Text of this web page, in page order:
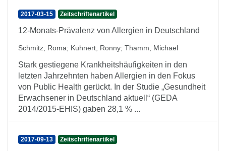
2017-03-15 Zeitschriftenartikel
12-Monats-Prävalenz von Allergien in Deutschland
Schmitz, Roma; Kuhnert, Ronny; Thamm, Michael
Stark gestiegene Krankheitshäufigkeiten in den
letzten Jahrzehnten haben Allergien in den Fokus
von Public Health gerückt. In der Studie „Gesundheit
Erwachsener in Deutschland aktuell“ (GEDA
2014/2015-EHIS) gaben 28,1 % ...
2017-09-13 Zeitschriftenartikel